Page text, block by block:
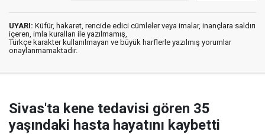
UYARI: Küfür, hakaret, rencide edici cümleler veya imalar, inançlara saldırı
içeren, imla kuralları ile yazılmamış,
Türkçe karakter kullanılmayan ve büyük harflerle yazılmış yorumlar
onaylanmamaktadır.
Sivas'ta kene tedavisi gören 35
yaşındaki hasta hayatını kaybetti